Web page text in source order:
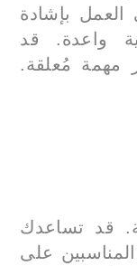
بإشادة
واعدة. قد
مهمة مُعلقة.
قد تساعدك
على